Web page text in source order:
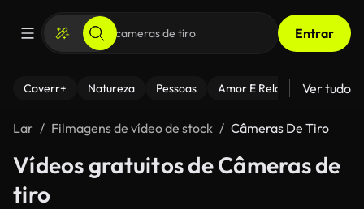
Entrar
Coverr+ Natureza Pessoas Amor E Relacionamentos
Ver tudo
Lar Filmagens de vídeo de stock Câmeras De Tiro
Vídeos gratuitos de Câmeras de
tiro